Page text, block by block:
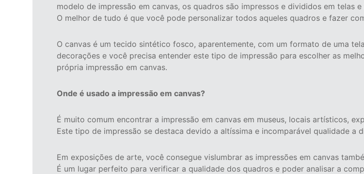
modelo de impressão em canvas, os quadros são impressos e divididos em telas
O melhor de tudo é que você pode personalizar todos aqueles quadros e fazer
O canvas é um tecido sintético fosco, aparentemente, com um formato de uma
decorações e você precisa entender este tipo de impressão para escolher as
própria impressão em canvas.
Onde é usado a impressão em canvas?
É muito comum encontrar a impressão em canvas em museus, locais artísticos,
Este tipo de impressão se destaca devido a altíssima e incomparável qualidade a
Em exposições de arte, você consegue vislumbrar as impressões em canvas
É um lugar perfeito para verificar a qualidade dos quadros e poder analisar a